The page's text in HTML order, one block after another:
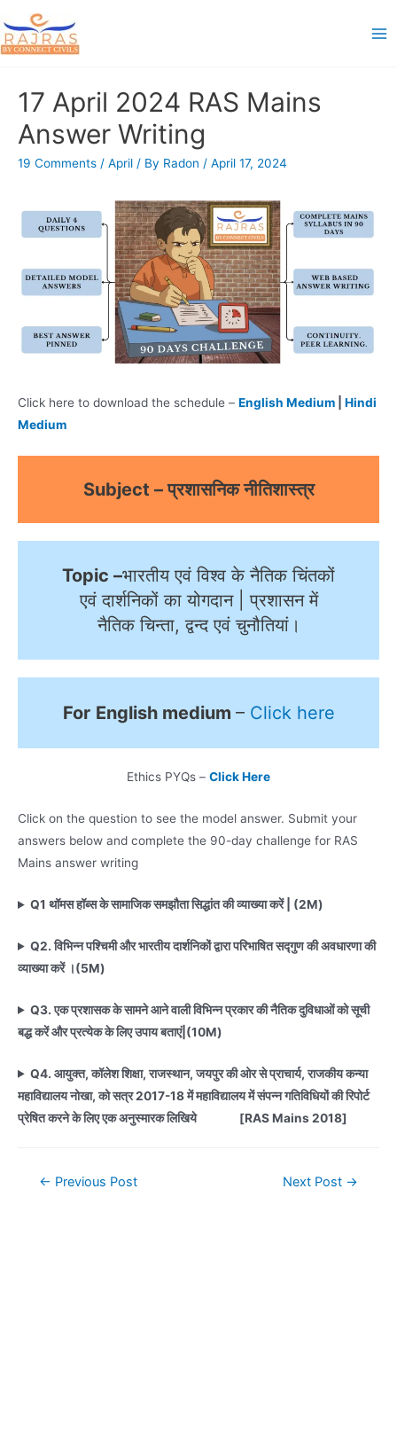
to
content
17 April 2024 RAS Mains
Answer Writing
19 Comments / April / By Radon / April 17, 2024
Click here to download the schedule – English Medium
Hindi
Medium
Subject – प्रशासनिक नीतिशास्त्र
Topic –भारतीय एवं विश्व के नैतिक चिंतकों
एवं दार्शनिकों का योगदान | प्रशासन में
नैतिक चिन्ता, द्वन्द एवं चुनौतियां।
For English medium – Click here
Ethics PYQs – Click Here
Click on the question to see the model answer. Submit your
answers below and complete the 90-day challenge for RAS
Mains answer writing
Q1 थॉमस हॉब्स के सामाजिक समझौता सिद्धांत की व्याख्या करें | (2M)
Q2. विभिन्न पश्चिमी और भारतीय दार्शनिकों द्वारा परिभाषित सद्गुण की अवधारणा की
व्याख्या करें ।(5M)
Q3. एक प्रशासक के सामने आने वाली विभिन्न प्रकार की नैतिक दुविधाओं को सूची
बद्ध करें और प्रत्येक के लिए उपाय बताएं|(10M)
Q4. आयुक्त, काॅलेश शिक्षा, राजस्थान, जयपुर की ओर से प्राचार्य, राजकीय कन्या
महाविद्यालय नोखा, को सत्र 2017-18 में महाविद्यालय में संपन्न गतिविधियों की रिपोर्ट
प्रेषित करने के लिए एक अनुस्मारक लिखिये [RAS Mains 2018]
Post← Previous Post Next Post →